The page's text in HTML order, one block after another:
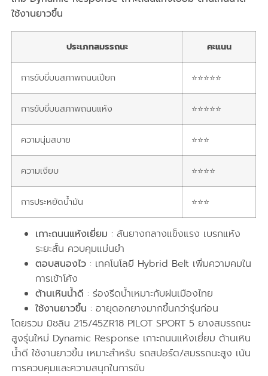
ใช้งานยาวขึ้น
ประเภทสมรรถนะ คะแนน
การขับขี่บนสภาพถนนเปียก ⭐⭐⭐⭐⭐
การขับขี่บนสภาพถนนแห้ง ⭐⭐⭐⭐⭐
ความนุ่มสบาย ⭐⭐⭐
ความเงียบ ⭐⭐⭐⭐
การประหยัดน้ำมัน ⭐⭐⭐
เกาะถนนแห้งเยี่ยม : สันยางกลางแข็งแรง เบรกแห้ง
ระยะสั้น ควบคุมแม่นยำ
ตอบสนองไว : เทคโนโลยี Hybrid Belt เพิ่มความคมใน
การเข้าโค้ง
ต้านเหินน้ำดี : ร่องรีดน้ำเหมาะกับฝนเมืองไทย
ใช้งานยาวขึ้น : อายุดอกยางมากขึ้นกว่ารุ่นก่อน
โดยรวม มิชลิน 215/45ZR18 PILOT SPORT 5 ยางสมรรถนะ
สูงรุ่นใหม่ Dynamic Response เกาะถนนแห้งเยี่ยม ต้านเหิน
น้ำดี ใช้งานยาวขึ้น เหมาะสำหรับ รถสปอร์ต/สมรรถนะสูง เน้น
การควบคุมและความสนุกในการขับ